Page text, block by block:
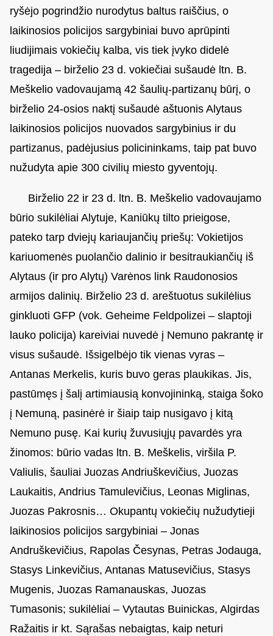
ryšėjo pogrindžio nurodytus baltus raiščius, o
laikinosios policijos sargybiniai buvo aprūpinti
liudijimais vokiečių kalba, vis tiek įvyko didelė
tragedija – birželio 23 d. vokiečiai sušaudė ltn. B.
Meškelio vadovaujamą 42 šaulių-partizanų būrį, o
birželio 24-osios naktį sušaudė aštuonis Alytaus
laikinosios policijos nuovados sargybinius ir du
partizanus, padėjusius policininkams, taip pat buvo
nužudyta apie 300 civilių miesto gyventojų.
Birželio 22 ir 23 d. ltn. B. Meškelio vadovaujamo
būrio sukilėliai Alytuje, Kaniūkų tilto prieigose,
pateko tarp dviejų kariaujančių priešų: Vokietijos
kariuomenės puolančio dalinio ir besitraukiančių iš
Alytaus (ir pro Alytų) Varėnos link Raudonosios
armijos dalinių. Birželio 23 d. areštuotus sukilėlius
ginkluoti GFP (vok. Geheime Feldpolizei – slaptoji
lauko policija) kareiviai nuvedė į Nemuno pakrantę ir
visus sušaudė. Išsigelbėjo tik vienas vyras –
Antanas Merkelis, kuris buvo geras plaukikas. Jis,
pastūmęs į šalį artimiausią konvojininką, staiga šoko
į Nemuną, pasinėrė ir šiaip taip nusigavo į kitą
Nemuno pusę. Kai kurių žuvusiųjų pavardės yra
žinomos: būrio vadas ltn. B. Meškelis, viršila P.
Valiulis, šauliai Juozas Andriuškevičius, Juozas
Laukaitis, Andrius Tamulevičius, Leonas Miglinas,
Juozas Pakrosnis… Okupantų vokiečių nužudytieji
laikinosios policijos sargybiniai – Jonas
Andruškevičius, Rapolas Česynas, Petras Jodauga,
Stasys Linkevičius, Antanas Matusevičius, Stasys
Mugenis, Juozas Ramanauskas, Juozas
Tumasonis; sukilėliai – Vytautas Buinickas, Algirdas
Ražaitis ir kt. Sąrašas nebaigtas, kaip neturi